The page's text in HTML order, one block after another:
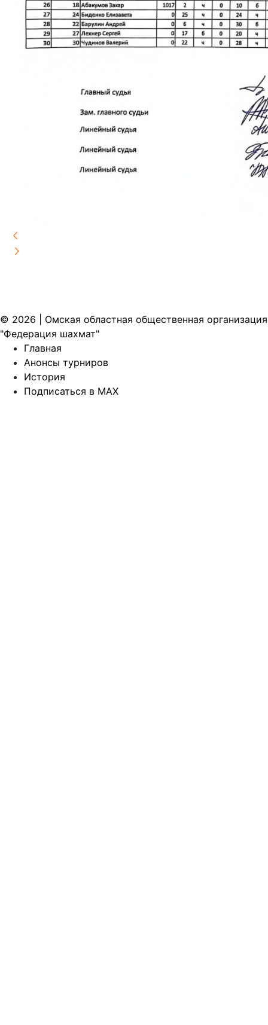
© 2026 | Омская областная общественная организация
"Федерация шахмат"
Главная
Анонсы турниров
История
Подписаться в MAX